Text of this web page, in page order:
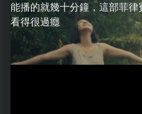
能播的就幾十分鐘，這部菲
看得很過癮